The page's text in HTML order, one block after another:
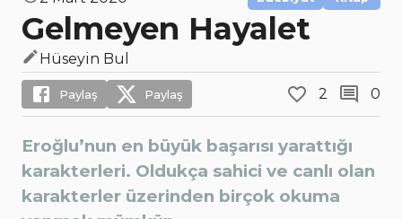
Gelmeyen Hayalet
Hüseyin Bul
Paylaş Paylaş 2 0
Eroğlu’nun en büyük başarısı yarattığı
karakterleri. Oldukça sahici ve canlı olan
karakterler üzerinden birçok okuma